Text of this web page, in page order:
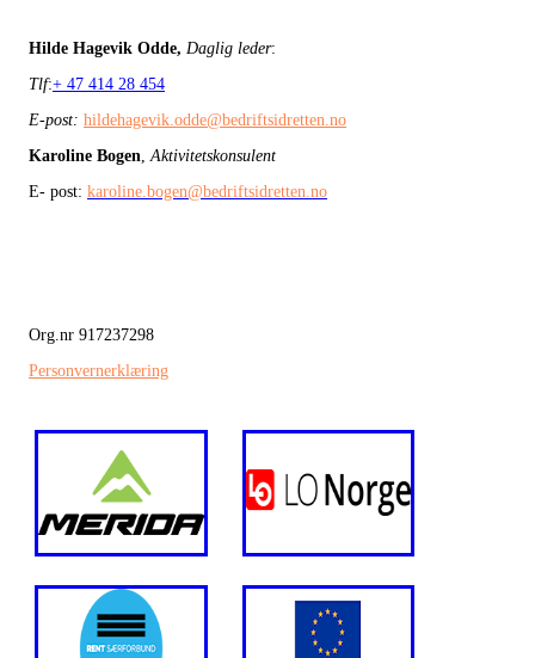
Hilde Hagevik Odde, Daglig leder:
Tlf:+ 47 414 28 454
E-post: hildehagevik.odde@bedriftsidretten.no
Karoline Bogen Aktivitetskonsulent
E- post: karoline.bogen@bedriftsidretten.no
Org.nr 917237298
Personvernerklæring